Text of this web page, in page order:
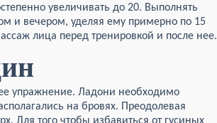
увеличивать до 20. Выполнять
и вечером, уделяя ему примерно по 15
лица перед тренировкой и после нее.
упражнение. Ладони необходимо
на бровях. Преодолевая